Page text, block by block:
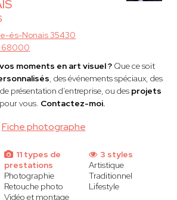
Fiche photographe
és-Nonais 35430
68000
moments en art visuel ? Que ce soit
, des événements spéciaux, des
présentation d’entreprise, ou des projets
vous. Contactez-moi.
11 types de
prestations
Photographie
Retouche photo
Vidéo et montage
3 styles
Artistique
Traditionnel
Lifestyle